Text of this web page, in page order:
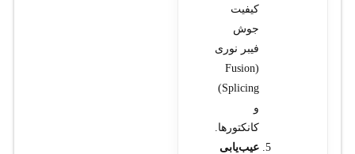
کیفیت
جوش
فیبر نوری
(Fusion
Splicing)
و
کانکتورها.
عیب‌یابی